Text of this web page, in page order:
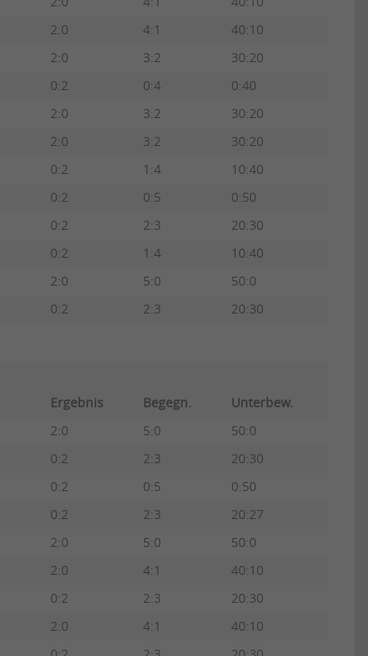
2:0 4:1
40:10
2:0 3:2
30:20
0:2 0:4
0:40
2:0 3:2
30:20
2:0 3:2
30:20
0:2 1:4
10:40
0:2 0:5
0:50
0:2 2:3
20:30
0:2 1:4
10:40
2:0 5:0
50:0
0:2 2:3 20:30
Ergebnis Begegn.
Unterbew.
2:0 5:0
50:0
0:2 2:3
20:30
0:2 0:5
0:50
0:2 2:3
20:27
2:0 5:0
50:0
2:0 4:1
40:10
0:2 2:3
20:30
2:0 4:1
40:10